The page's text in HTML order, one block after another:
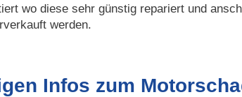
wo diese sehr günstig repariert und
werden.
Infos zum